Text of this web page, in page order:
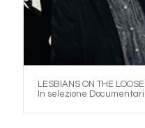
LESBIANS ON THE LOOSE
In selezione Documentari